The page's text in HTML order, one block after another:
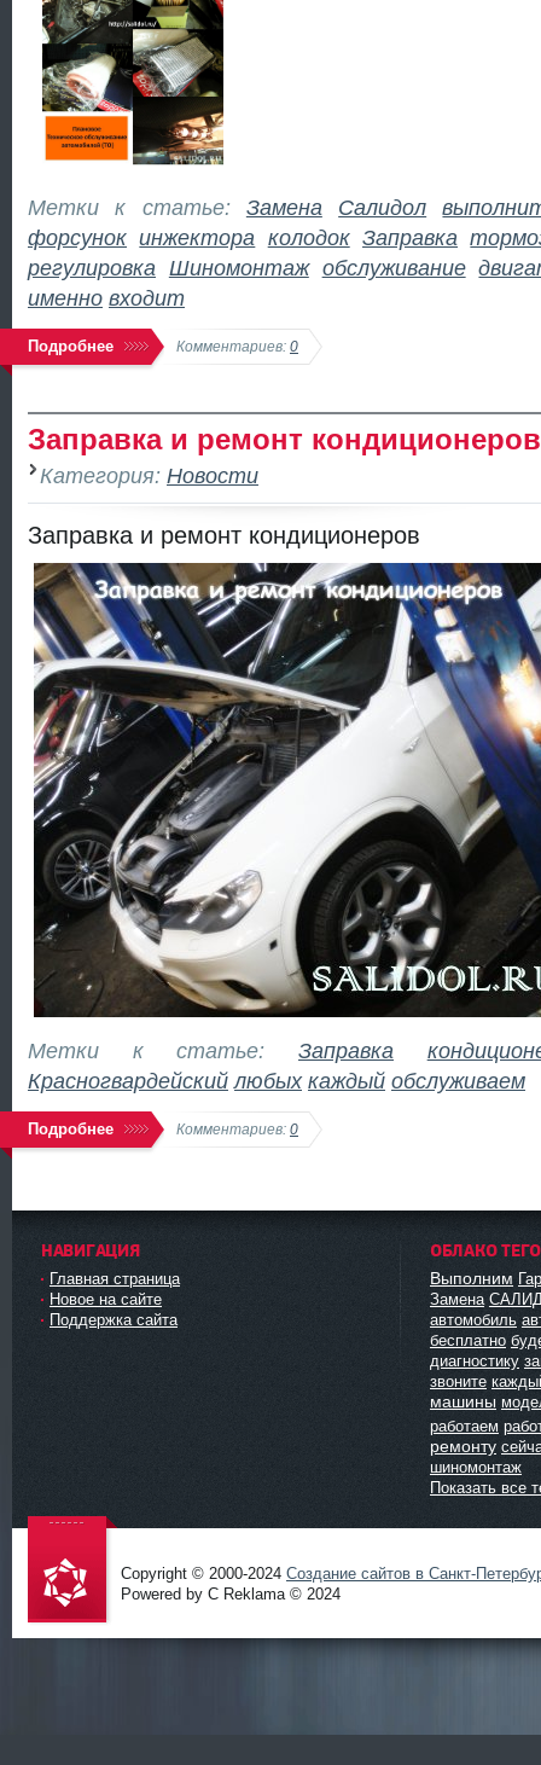
Метки к статье: Замена Салидол
форсунок инжектора колодок Заправка
регулировка Шиномонтаж обслуживание
именно входит
Подробнее Комментариев: 0
Заправка и ремонт кондиционеров
Категория: Новости
Заправка и ремонт кондиционеров
Метки к статье: Заправка
Красногвардейский любых каждый обслуживаем
Подробнее Комментариев: 0
НАВИГАЦИЯ
Главная страница
Новое на сайте
Поддержка сайта
ОБЛАКО
Выполним
Замена
автомобиль
бесплатно
диагностику
звоните
машины
работаем
ремонту
шиномонтаж
Показать все
Проект
Copyright © 2000-2024 Создание сайтов в Санкт-
Powered by C Reklama © 2024